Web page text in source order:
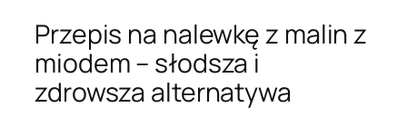
Przepis na nalewkę z malin z
miodem – słodsza i
zdrowsza alternatywa